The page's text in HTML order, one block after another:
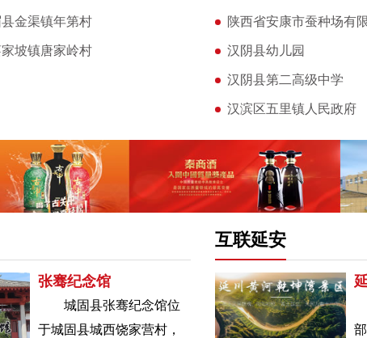
金渠镇年第村
坡镇唐家岭村
陕西省安康市蚕种场有
汉阴县幼儿园
汉阴县第二高级中学
汉滨区五里镇人民政府
张骞纪念馆
城固县张骞纪念馆位
于城固县城西饶家营村，
互联延安